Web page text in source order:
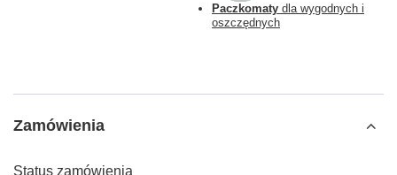
Paczkomaty dla wygodnych i
oszczędnych
Zamówienia
Status zamówienia